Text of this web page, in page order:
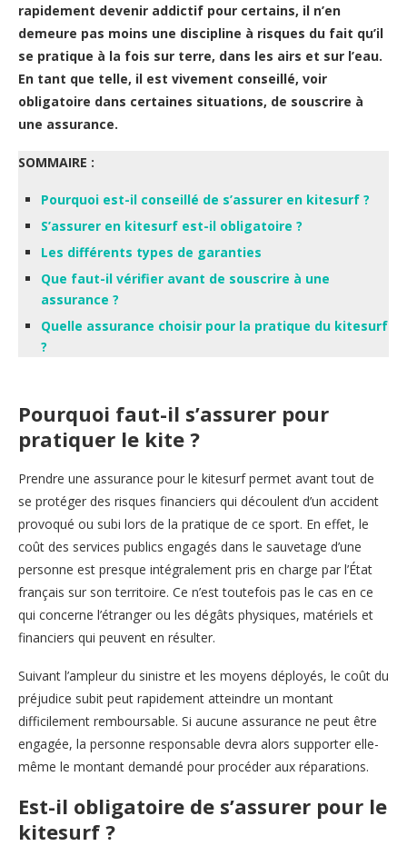
rapidement devenir addictif pour certains, il n’en
demeure pas moins une discipline à risques du fait qu’il
se pratique à la fois sur terre, dans les airs et sur l’eau.
En tant que telle, il est vivement conseillé, voir
obligatoire dans certaines situations, de souscrire à
une assurance.
SOMMAIRE :
Pourquoi est-il conseillé de s’assurer en kitesurf ?
S’assurer en kitesurf est-il obligatoire ?
Les différents types de garanties
Que faut-il vérifier avant de souscrire à une
assurance ?
Quelle assurance choisir pour la pratique du kitesurf
?
Pourquoi faut-il s’assurer pour
pratiquer le kite ?
Prendre une assurance pour le kitesurf permet avant tout de
se protéger des risques financiers qui découlent d’un accident
provoqué ou subi lors de la pratique de ce sport. En effet, le
coût des services publics engagés dans le sauvetage d’une
personne est presque intégralement pris en charge par l’État
français sur son territoire. Ce n’est toutefois pas le cas en ce
qui concerne l’étranger ou les dégâts physiques, matériels et
financiers qui peuvent en résulter.
Suivant l’ampleur du sinistre et les moyens déployés, le coût du
préjudice subit peut rapidement atteindre un montant
difficilement remboursable. Si aucune assurance ne peut être
engagée, la personne responsable devra alors supporter elle-
même le montant demandé pour procéder aux réparations.
Est-il obligatoire de s’assurer pour le
kitesurf ?